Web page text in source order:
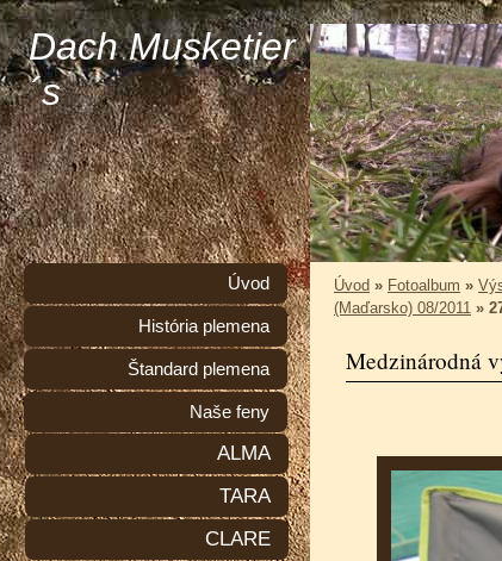
Dach Musketier
´s
Úvod » Fotoalbum »
(Maďarsko) 08/2011 »
Medzinárodná
Úvod
História plemena
Štandard plemena
Naše feny
ALMA
TARA
CLARE